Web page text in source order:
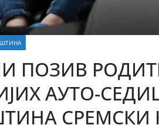
ПОЗИВ
АУТО-
СРЕМСКИ